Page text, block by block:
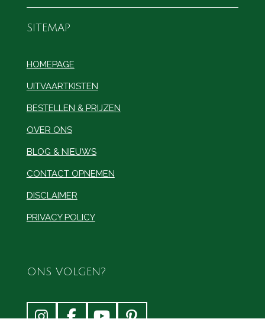
SITEMAP
HOMEPAGE
UITVAARTKISTEN
BESTELLEN & PRIJZEN
OVER ONS
BLOG & NIEUWS
CONTACT OPNEMEN
DISCLAIMER
PRIVACY POLICY
ONS VOLGEN?